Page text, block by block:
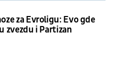
za Evroligu: Evo gde
zvezdu i Partizan